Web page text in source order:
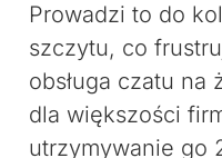
Prowadzi to do
szczytu, co
obsługa czatu na
dla większości
utrzymywanie go